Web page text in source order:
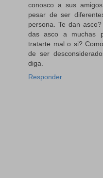
conosco a sus
pesar de ser
persona. Te dan
das asco a muchas
tratarte mal o si?
de ser
diga.
Responder